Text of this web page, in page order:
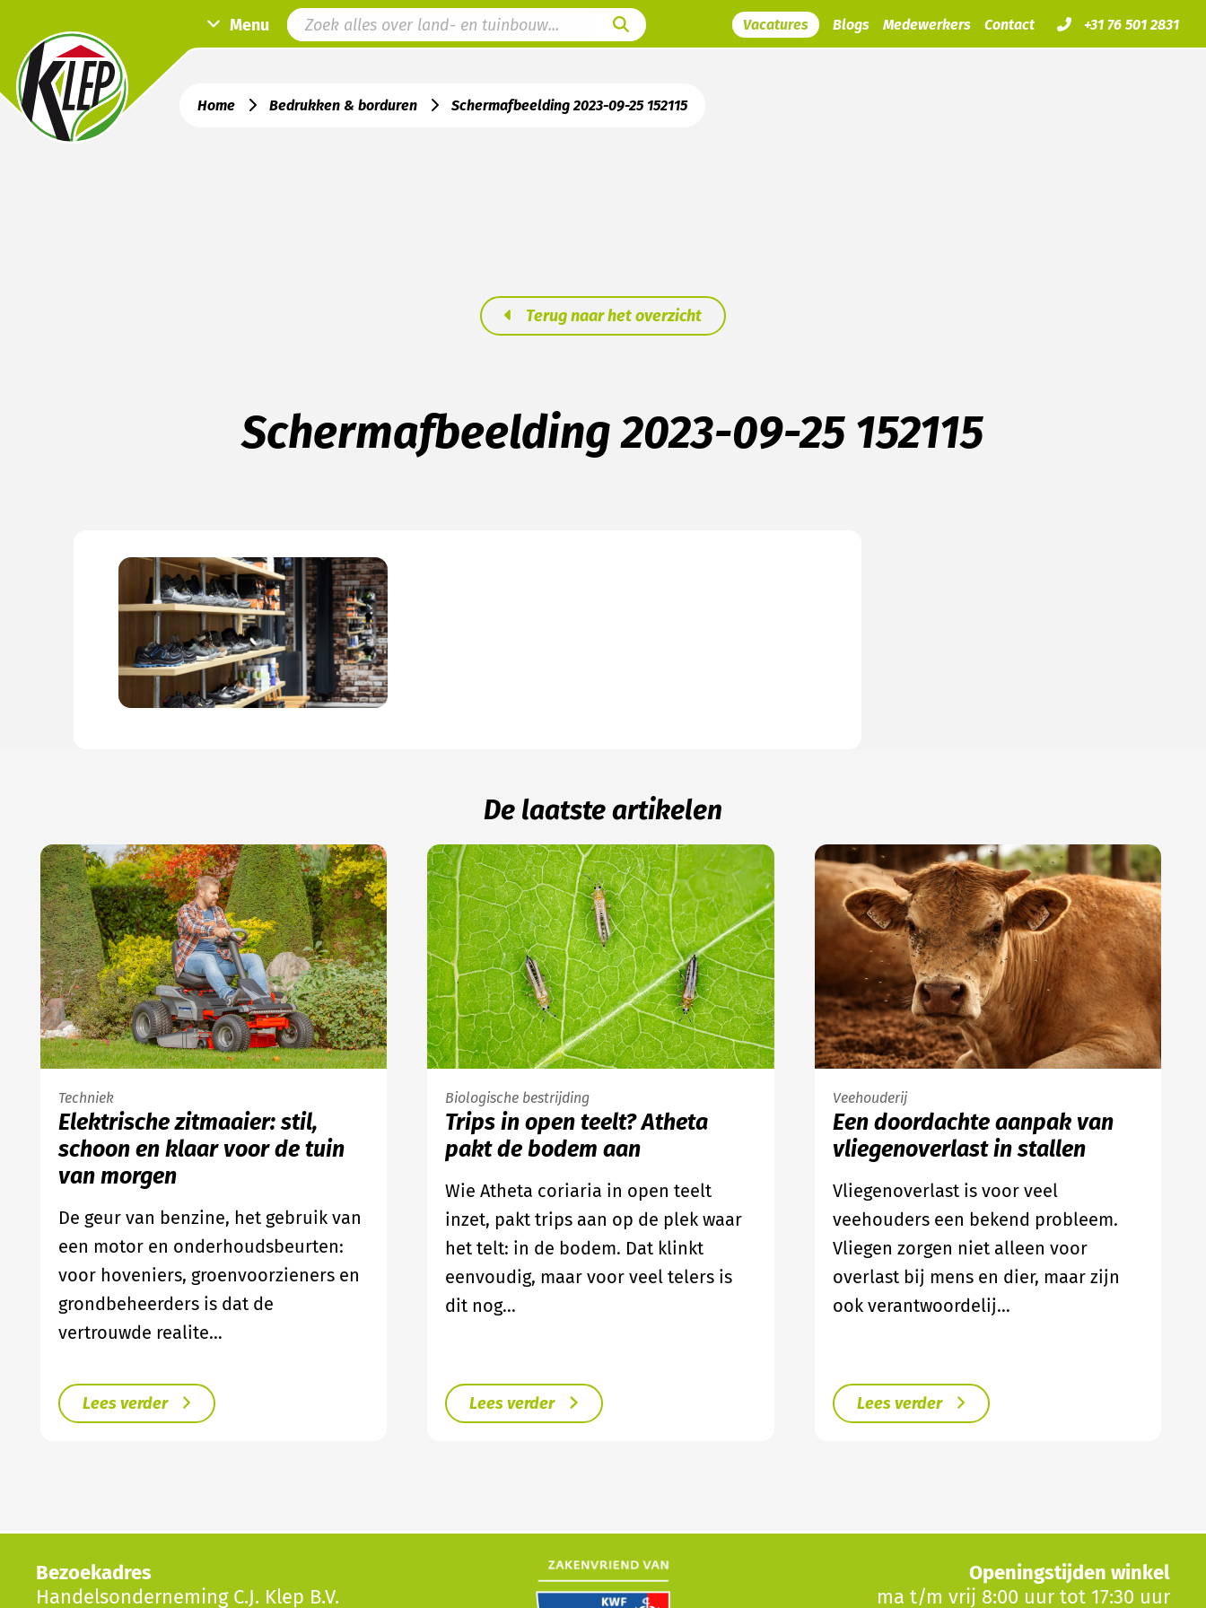
Menu Vacatures Blogs Medewerkers Contact +31 76 501 2831
Home Bedrukken & borduren Schermafbeelding 2023-09-25 152115
Terug naar het overzicht
Schermafbeelding 2023-09-25 152115
De laatste artikelen
Techniek
Elektrische zitmaaier: stil,
schoon en klaar voor de tuin
van morgen
De geur van benzine, het gebruik van
een motor en onderhoudsbeurten:
voor hoveniers, groenvoorzieners en
grondbeheerders is dat de
vertrouwde realite…
Lees verder
Biologische bestrijding
Trips in open teelt? Atheta
pakt de bodem aan
Wie Atheta coriaria in open teelt
inzet, pakt trips aan op de plek waar
het telt: in de bodem. Dat klinkt
eenvoudig, maar voor veel telers is
dit nog…
Lees verder
Veehouderij
Een doordachte aanpak van
vliegenoverlast in stallen
Vliegenoverlast is voor veel
veehouders een bekend probleem.
Vliegen zorgen niet alleen voor
overlast bij mens en dier, maar zijn
ook verantwoordelij…
Lees verder
Bezoekadres
Handelsonderneming C.J. Klep B.V.
Openingstijden winkel
ma t/m vrij 8:00 uur tot 17:30 uur